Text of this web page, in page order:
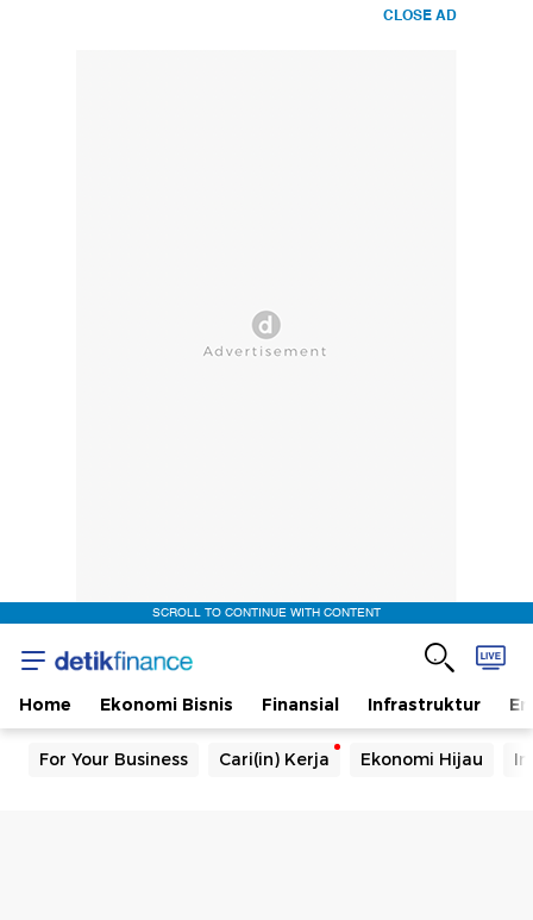
CLOSE AD
SCROLL TO CONTINUE WITH CONTENT
Home Ekonomi Bisnis Finansial Infrastruktur
For Your Business Cari(in) Kerja Ekonomi Hijau